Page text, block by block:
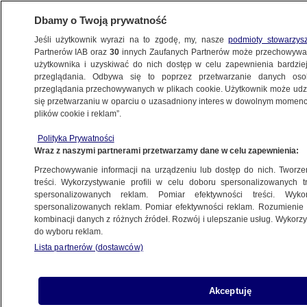
BIAŁYSTOK
Burmistrz ostrzega: wchłonie was
Białystok
1.05.2024, 16:34
Udostępnij
jednej z gmin pod Białymstokiem. Minister spraw
wewnętrznych Marcin Kierwiński zapowiedział
Dbamy o Twoją prywatność
Jeśli użytkownik wyrazi na to zgodę, my, naszepodmioty
Partnerów IAB oraz30 innych Zaufanych Partnerów może
użytkownika i uzyskiwać do nich dostęp w celu zapewnienia
przeglądania. Odbywa się to poprzez przetwarzanie danych
przeglądania przechowywanych w plikach cookie. Użytkownik może
się przetwarzaniu w oparciu o uzasadniony interes w dowolnym
plików cookie i reklam”.
Polityka Prywatności
Wraz z naszymi partnerami przetwarzamy dane w celu zapewnienia:
Przechowywanie informacji na urządzeniu lub dostęp do nich.
treści. Wykorzystywanie profili w celu doboru spersonalizowanych
spersonalizowanych reklam. Pomiar efektywności treści.
spersonalizowanych reklam. Pomiar efektywności reklam.
kombinacji danych z różnych źródeł. Rozwój i ulepszanie usług.
do wyboru reklam.
Lista partnerów (dostawców)
Akceptuję